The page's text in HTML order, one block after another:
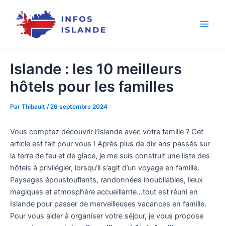
contenu
Islande : les 10 meilleurs
hôtels pour les familles
Par Thibault /26 septembre 2024
Vous comptez découvrir l’Islande avec votre famille ? Cet
article est fait pour vous ! Après plus de dix ans passés sur
la terre de feu et de glace, je me suis construit une liste des
hôtels à privilégier, lorsqu’il s’agit d’un voyage en famille.
Paysages époustouflants, randonnées inoubliables, lieux
magiques et atmosphère accueillante…tout est réuni en
Islande pour passer de merveilleuses vacances en famille.
Pour vous aider à organiser votre séjour, je vous propose